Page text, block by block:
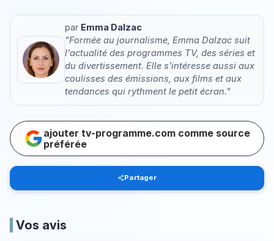
par Emma Dalzac
"Formée au journalisme, Emma Dalzac suit
l'actualité des programmes TV, des séries et
du divertissement. Elle s'intéresse aussi aux
coulisses des émissions, aux films et aux
tendances qui rythment le petit écran."
ajouter tv-programme.com comme source
préférée
Partager
Vos avis